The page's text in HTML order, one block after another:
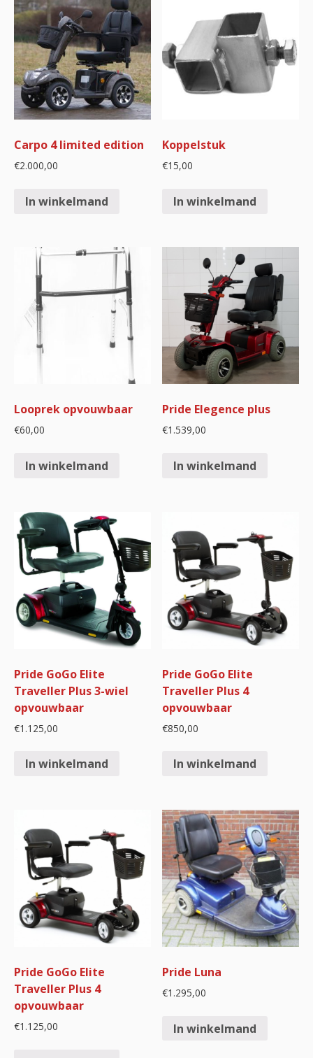
Carpo 4 limited edition
€2.000,00
In winkelmand
Koppelstuk
€15,00
In winkelmand
Looprek opvouwbaar
€60,00
In winkelmand
Pride Elegence plus
€1.539,00
In winkelmand
Pride GoGo Elite
Traveller Plus 3-wiel
opvouwbaar
€1.125,00
In winkelmand
Pride GoGo Elite
Traveller Plus 4
opvouwbaar
€850,00
In winkelmand
Pride GoGo Elite
Traveller Plus 4
opvouwbaar
€1.125,00
Pride Luna
€1.295,00
In winkelmand